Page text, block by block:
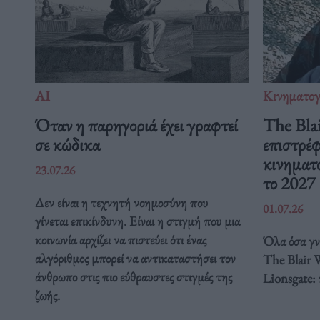
ΑΙ
Όταν η παρηγοριά έχει γραφτεί
σε κώδικα
23.07.26
Δεν είναι η τεχνητή νοημοσύνη που
γίνεται επικίνδυνη. Είναι η στιγμή που μια
κοινωνία αρχίζει να πιστεύει ότι ένας
αλγόριθμος μπορεί να αντικαταστήσει τον
άνθρωπο στις πιο εύθραυστες στιγμές της
ζωής.
The
το 2027
01.07.26
Όλα όσα
The Blair
Lionsgate: